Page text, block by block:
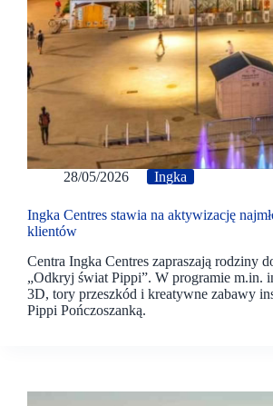
28/05/2026 Ingka
Ingka Centres stawia na aktywizację
klientów
Centra Ingka Centres zapraszają rodziny
„Odkryj świat Pippi”. W programie m.in.
3D, tory przeszkód i kreatywne zabawy
Pippi Pończoszanką.